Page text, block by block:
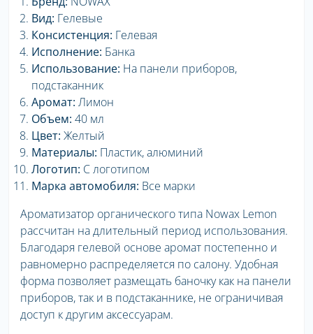
Вид: Гелевые
Консистенция: Гелевая
Исполнение: Банка
Использование: На панели приборов,
подстаканник
Аромат: Лимон
Объем: 40 мл
Цвет: Желтый
Материалы: Пластик, алюминий
Логотип: С логотипом
Марка автомобиля: Все марки
Ароматизатор органического типа Nowax Lemon
рассчитан на длительный период использования.
Благодаря гелевой основе аромат постепенно и
равномерно распределяется по салону. Удобная
форма позволяет размещать баночку как на панели
приборов, так и в подстаканнике, не ограничивая
доступ к другим аксессуарам.